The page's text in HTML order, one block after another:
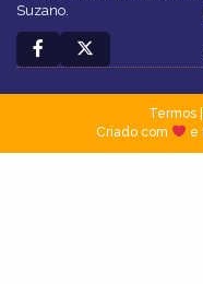
Suzano.
Termos|
Criado com
e